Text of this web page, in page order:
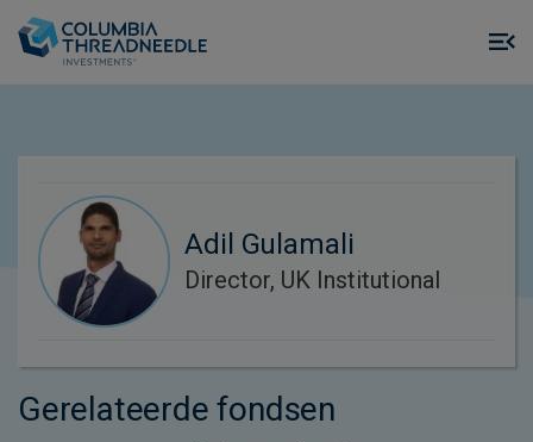
Adil Gulamali
Director, UK Institutional
Gerelateerde fondsen